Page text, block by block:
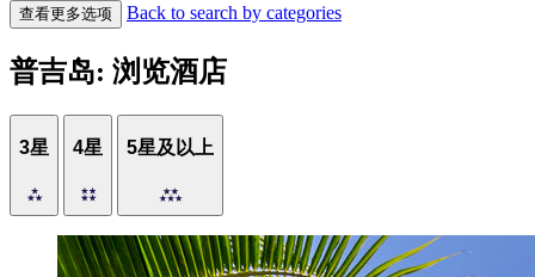
查看更多选项 Back to search by categories
普吉岛: 浏览酒店
3星 4星 5星及以上